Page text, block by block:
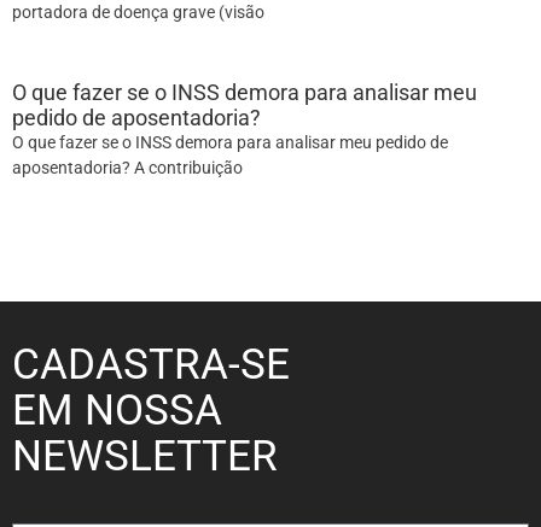
portadora de doença grave (visão
O que fazer se o INSS demora para analisar meu
pedido de aposentadoria?
O que fazer se o INSS demora para analisar meu pedido de
aposentadoria? A contribuição
CADASTRA-SE
EM NOSSA
NEWSLETTER